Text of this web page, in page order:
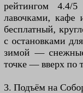
рейтингом 4.4/
лавочками, кафе
бесплатный,
с остановками
зимой —
точке — вверх по
3. Подъём на